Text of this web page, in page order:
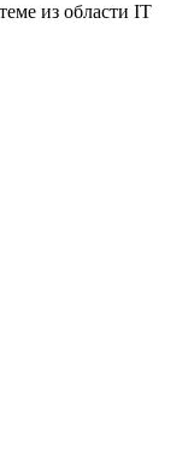
из области IT